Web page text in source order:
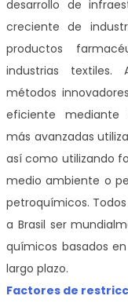
desarrollo de
creciente de
productos
industrias textiles.
métodos
eficiente mediante
más avanzadas
así como utilizando
medio ambiente o
petroquímicos.
a Brasil ser
químicos basados
largo plazo.
Factores de